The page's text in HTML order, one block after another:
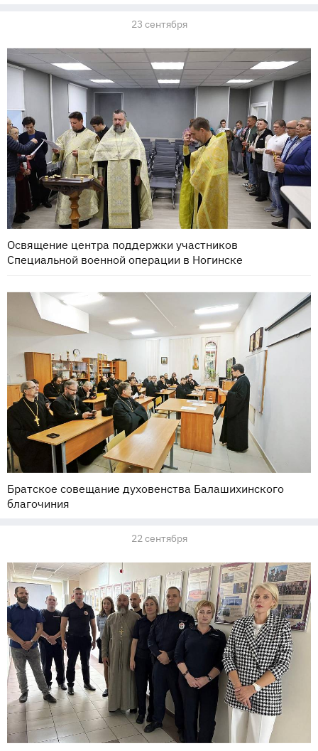
23 сентября
Освящение центра поддержки участников
Специальной военной операции в Ногинске
Братское совещание духовенства Балашихинского
благочиния
22 сентября